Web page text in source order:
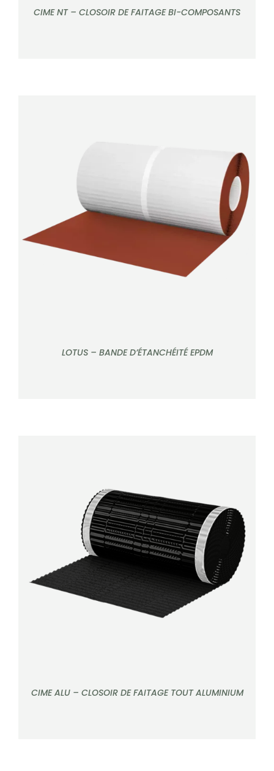
CIME NT – CLOSOIR DE FAITAGE BI-COMPOSANTS
Note5.00sur
DÉTAILS
LOTUS – BANDE D’ÉTANCHÉITÉ EPDM
DÉTAILS
CIME ALU – CLOSOIR DE FAITAGE TOUT ALUMINIUM